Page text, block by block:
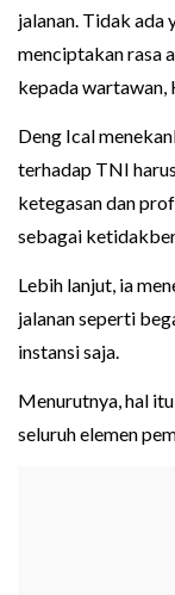
jalanan. Tidak ada
menciptakan rasa
kepada
Deng Ical
terhadap TNI
ketegasan dan
sebagai
Lebih lanjut, ia
jalanan seperti
instansi saja.
Menurutnya, hal
seluruh elemen